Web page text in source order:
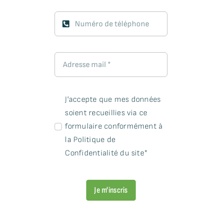
J'accepte que mes données
soient recueillies via ce
formulaire conformément à
la Politique de
Confidentialité du site*
Je m'inscris